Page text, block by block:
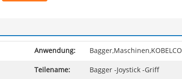
Anwendung: Bagger,Maschinen,KOBELCO
Teilename: Bagger -Joystick -Griff